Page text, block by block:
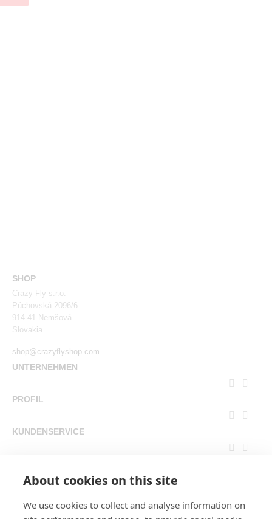
SHOP
Crazy Fly s.r.o.
Púchovská 2096/6
914 41 Nemšová
Slovakia
shop@crazyflyshop.com
UNTERNEHMEN
 
PROFIL
 
KUNDENSERVICE
 
About cookies on this site
We use cookies to collect and analyse information on